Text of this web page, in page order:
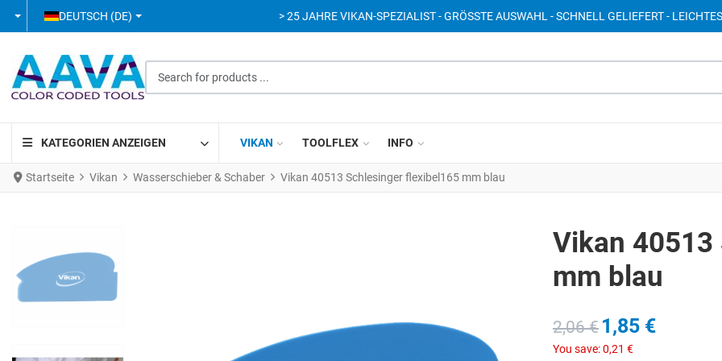
SPRACHE AUSWÄHLEN
DEUTSCH (DE) > 25 JAHRE VIKAN-SPEZIALIST - GRÖSSTE AUSWAHL - SCHNELL GELIEFERT -
KATEGORIEN ANZEIGEN VIKAN TOOLFLEX INFO
Startseite Vikan Wasserschieber & Schaber Vikan 40513 Schlesinger flexibel165 mm blau
Vikan
mm blau
2,06 € 1,85 €
You save:0,21 €